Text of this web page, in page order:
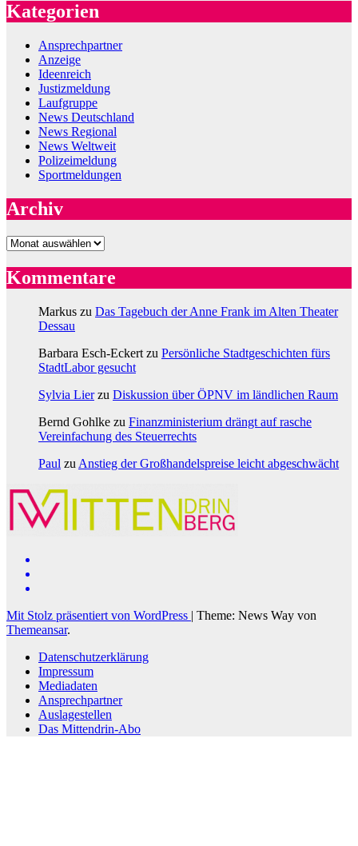
Kategorien
Ansprechpartner
Anzeige
Ideenreich
Justizmeldung
Laufgruppe
News Deutschland
News Regional
News Weltweit
Polizeimeldung
Sportmeldungen
Archiv
Archiv
Kommentare
Markus zu Das Tagebuch der Anne Frank im Alten Theater
Dessau
Barbara Esch-Eckert zu Persönliche Stadtgeschichten fürs
StadtLabor gesucht
Sylvia Lierzu Diskussion über ÖPNV im ländlichen Raum
Bernd Gohlke zu Finanzministerium drängt auf rasche
Vereinfachung des Steuerrechts
Paul zu Anstieg der Großhandelspreise leicht abgeschwächt
Mit Stolz präsentiert von WordPress | Theme: News Way von
Themeansar.
Datenschutzerklärung
Impressum
Mediadaten
Ansprechpartner
Auslagestellen
Das Mittendrin-Abo